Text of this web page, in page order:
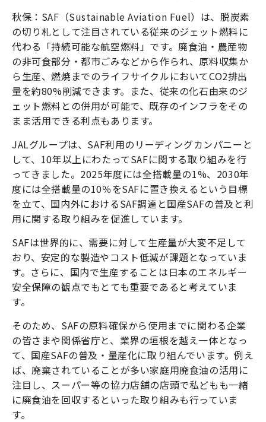
秋保：SAF（Sustainable Aviation Fuel）は、脱炭素
の切り札として注目されている従来のジェット燃料に
代わる「持続可能な航空燃料」です。廃食油・農産物
の非可食部分・都市ごみなどから作られ、原料収集か
ら生産、燃焼までのライフサイクルにおいてCO2排出
量を約80%削減できます。また、従来の化石由来のジ
ェット燃料との併用が可能で、既存のインフラをその
まま活用できる利点もあります。
JALグループは、SAF利用のリーディングカンパニーと
して、10年以上にわたってSAFに関する取り組みを行
ってきました。2025年度には全搭載量の1%、2030年
度には全搭載量の10％をSAFに置き換えるという目標
を立て、国内外におけるSAF調達と国産SAFの普及と利
用に関する取り組みを促進しています。
SAFは世界的に、需要に対して生産量が大変不足して
おり、安定的な製造やコスト低減が課題となっていま
す。さらに、国内で生産することは日本のエネルギー
安全保障の観点でもとても重要であると考えていま
す。
そのため、SAFの原料確保から使用までに関わる企業
の皆さまや関係省庁と、業界の垣根を越え一体となっ
て、国産SAFの普及・量産化に取り組んでいます。例え
ば、廃棄されていることが多い家庭用廃食油の活用に
注目し、スーパー等の協力店舗の店頭で私どもも一緒
に廃食油を回収するといった取り組みも行っていま
す。